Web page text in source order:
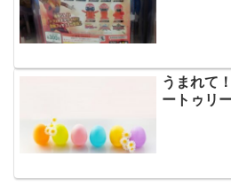
うまれて
ートゥリ